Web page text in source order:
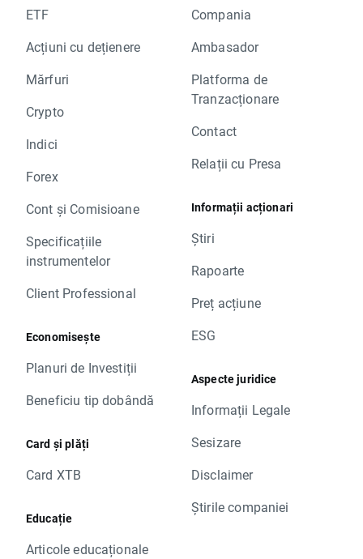
ETF
Acțiuni cu dețienere
Mărfuri
Crypto
Indici
Forex
Cont și Comisioane
Specificațiile
instrumentelor
Client Professional
Economisește
Planuri de Investiții
Beneficiu tip dobândă
Card și plăți
Card XTB
Educație
Articole educaționale
Compania
Ambasador
Platforma de
Tranzacționare
Contact
Relații cu Presa
Informații acționari
Știri
Rapoarte
Preț acțiune
ESG
Aspecte juridice
Informații Legale
Sesizare
Disclaimer
Știrile companiei